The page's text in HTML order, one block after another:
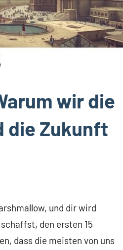
wir die
die Zukunft
und dir wird
den ersten 15
dass die meisten von uns